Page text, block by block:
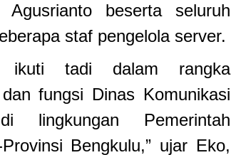
beserta seluruh
staf pengelola server.
ikuti tadi dalam rangka
fungsi Dinas Komunikasi
lingkungan Pemerintah
Bengkulu,” ujar Eko,